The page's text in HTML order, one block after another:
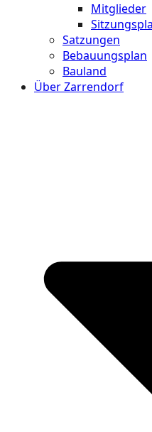
Mitglieder
Satzungen
Bebauungsplan
Bauland
Über Zarrendorf